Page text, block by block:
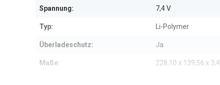
Spannung: 7,4 V
Typ: Li-Polymer
Überladeschutz: Ja
Maße: 228,10 x 139,56 x